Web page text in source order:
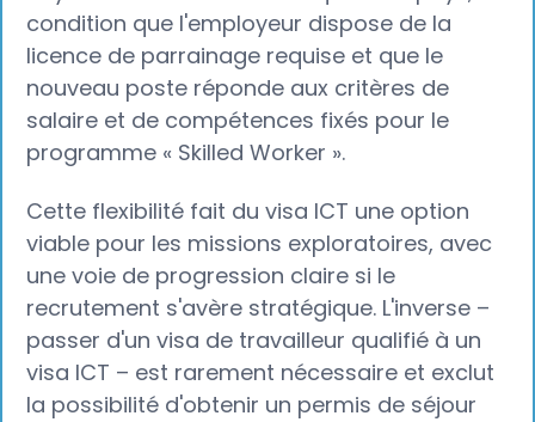
condition que l'employeur dispose de la
licence de parrainage requise et que le
nouveau poste réponde aux critères de
salaire et de compétences fixés pour le
programme « Skilled Worker ».
Cette flexibilité fait du visa ICT une option
viable pour les missions exploratoires, avec
une voie de progression claire si le
recrutement s'avère stratégique. L'inverse –
passer d'un visa de travailleur qualifié à un
visa ICT – est rarement nécessaire et exclut
la possibilité d'obtenir un permis de séjour